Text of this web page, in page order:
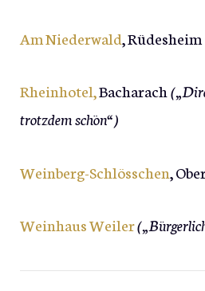
Am Niederwald, Rüdesheim
Rheinhotel,Bacharach
trotzdem schön“)
Weinberg-Schlösschen,
Weinhaus Weiler